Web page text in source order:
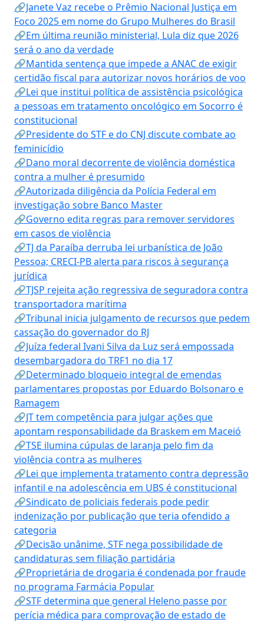
🔗Janete Vaz recebe o Prêmio Nacional Justiça em
Foco 2025 em nome do Grupo Mulheres do Brasil
🔗Em última reunião ministerial, Lula diz que 2026
será o ano da verdade
🔗Mantida sentença que impede a ANAC de exigir
certidão fiscal para autorizar novos horários de voo
🔗Lei que institui política de assistência psicológica
a pessoas em tratamento oncológico em Socorro é
constitucional
🔗Presidente do STF e do CNJ discute combate ao
feminicídio
🔗Dano moral decorrente de violência doméstica
contra a mulher é presumido
🔗Autorizada diligência da Polícia Federal em
investigação sobre Banco Master
🔗Governo edita regras para remover servidores
em casos de violência
🔗TJ da Paraíba derruba lei urbanística de João
Pessoa; CRECI-PB alerta para riscos à segurança
jurídica
🔗TJSP rejeita ação regressiva de seguradora contra
transportadora marítima
🔗Tribunal inicia julgamento de recursos que pedem
cassação do governador do RJ
🔗Juíza federal Ivani Silva da Luz será empossada
desembargadora do TRF1 no dia 17
🔗Determinado bloqueio integral de emendas
parlamentares propostas por Eduardo Bolsonaro e
Ramagem
🔗JT tem competência para julgar ações que
apontam responsabilidade da Braskem em Maceió
🔗TSE ilumina cúpulas de laranja pelo fim da
violência contra as mulheres
🔗Lei que implementa tratamento contra depressão
infantil e na adolescência em UBS é constitucional
🔗Sindicato de policiais federais pode pedir
indenização por publicação que teria ofendido a
categoria
🔗Decisão unânime, STF nega possibilidade de
candidaturas sem filiação partidária
🔗Proprietária de drogaria é condenada por fraude
no programa Farmácia Popular
🔗STF determina que general Heleno passe por
perícia médica para comprovação de estado de